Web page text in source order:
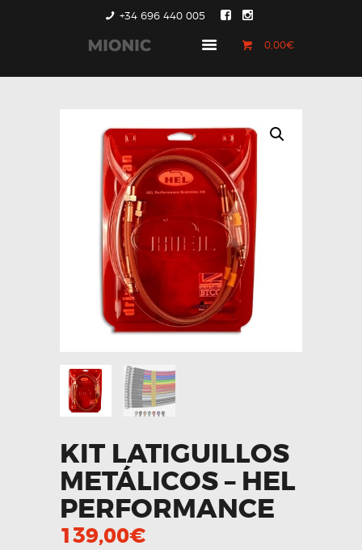
+34 696 440 005
0,00€
GENERACIÓN 1
GENERACIÓN 3
COUNTRYMAN &
PACEMAN
CONTACTO
KIT LATIGUILLOS
METÁLICOS – HEL
PERFORMANCE
139,00€